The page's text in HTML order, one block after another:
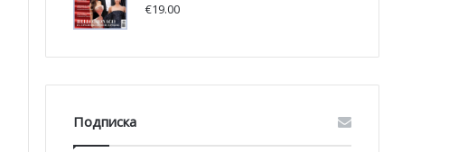
€19.00
Подписка